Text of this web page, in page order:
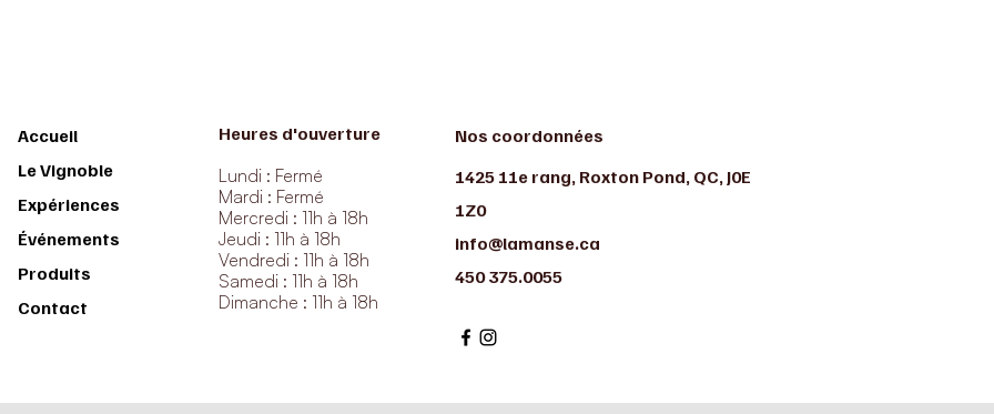
Accueil
Le Vignoble
Expériences
Événements
Produits
Contact
Heures d'ouverture
Lundi : Fermé
Mardi : Fermé
Mercredi : 11h à 18h
Jeudi : 11h à 18h
Vendredi : 11h à 18h
Samedi : 11h à 18h
Dimanche : 11h à 18h
Nos coordonnées
1425 11e rang, Roxton Pond, QC, J0E
1Z0
info@lamanse.ca
450 375.0055